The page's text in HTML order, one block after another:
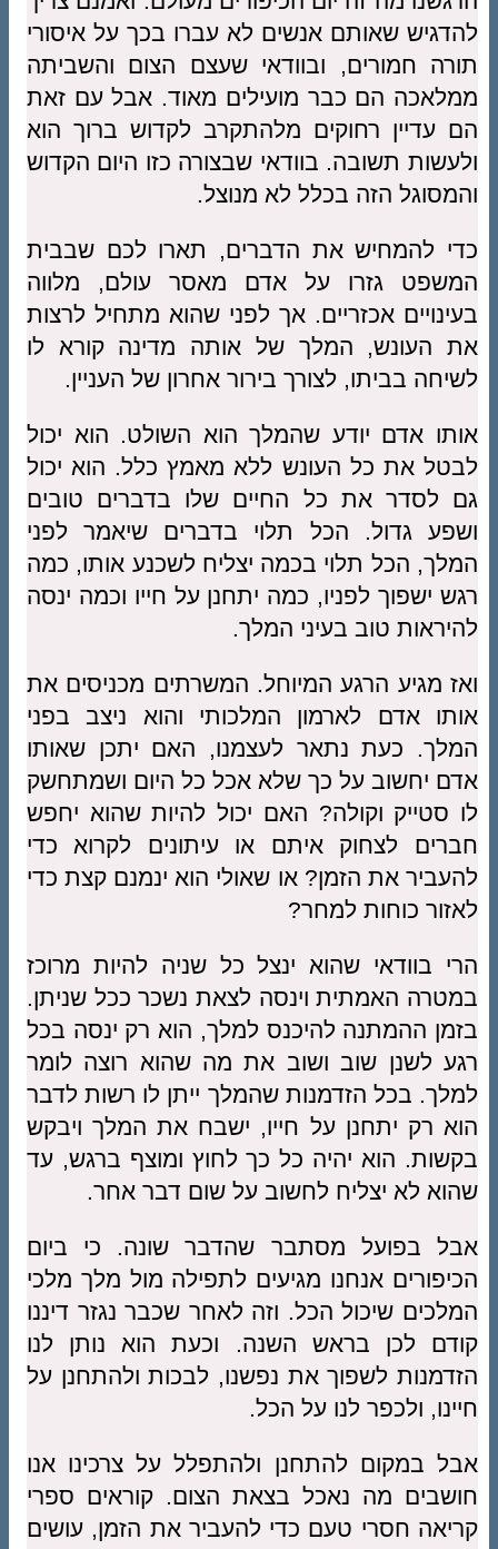
להדגיש שאותם אנשים לא עברו בכך על איסורי
תורה חמורים, ובוודאי שעצם הצום והשביתה
ממלאכה הם כבר מועילים מאוד. אבל עם זאת
הם עדיין רחוקים מלהתקרב לקדוש ברוך הוא
ולעשות תשובה. בוודאי שבצורה כזו היום הקדוש
והמסוגל הזה בכלל לא מנוצל.
כדי להמחיש את הדברים, תארו לכם שבבית
המשפט גזרו על אדם מאסר עולם, מלווה
בעינויים אכזריים. אך לפני שהוא מתחיל לרצות
את העונש, המלך של אותה מדינה קורא לו
לשיחה בביתו, לצורך בירור אחרון של העניין.
אותו אדם יודע שהמלך הוא השולט. הוא יכול
לבטל את כל העונש ללא מאמץ כלל. הוא יכול
גם לסדר את כל החיים שלו בדברים טובים
ושפע גדול. הכל תלוי בדברים שיאמר לפני
המלך, הכל תלוי בכמה יצליח לשכנע אותו, כמה
רגש ישפוך לפניו, כמה יתחנן על חייו וכמה ינסה
להיראות טוב בעיני המלך.
ואז מגיע הרגע המיוחל. המשרתים מכניסים את
אותו אדם לארמון המלכותי והוא ניצב בפני
המלך. כעת נתאר לעצמנו, האם יתכן שאותו
אדם יחשוב על כך שלא אכל כל היום ושמתחשק
לו סטייק וקולה? האם יכול להיות שהוא יחפש
חברים לצחוק איתם או עיתונים לקרוא כדי
להעביר את הזמן? או שאולי הוא ינמנם קצת כדי
לאזור כוחות למחר?
הרי בוודאי שהוא ינצל כל שניה להיות מרוכז
במטרה האמתית וינסה לצאת נשכר ככל שניתן.
בזמן ההמתנה להיכנס למלך, הוא רק ינסה בכל
רגע לשנן שוב ושוב את מה שהוא רוצה לומר
למלך. בכל הזדמנות שהמלך ייתן לו רשות לדבר
הוא רק יתחנן על חייו, ישבח את המלך ויבקש
בקשות. הוא יהיה כל כך לחוץ ומוצף ברגש, עד
שהוא לא יצליח לחשוב על שום דבר אחר.
אבל בפועל מסתבר שהדבר שונה. כי ביום
הכיפורים אנחנו מגיעים לתפילה מול מלך מלכי
המלכים שיכול הכל. וזה לאחר שכבר נגזר דיננו
קודם לכן בראש השנה. וכעת הוא נותן לנו
הזדמנות לשפוך את נפשנו, לבכות ולהתחנן על
חיינו, ולכפר לנו על הכל.
אבל במקום להתחנן ולהתפלל על צרכינו אנו
חושבים מה נאכל בצאת הצום. קוראים ספרי
קריאה חסרי טעם כדי להעביר את הזמן, עושים